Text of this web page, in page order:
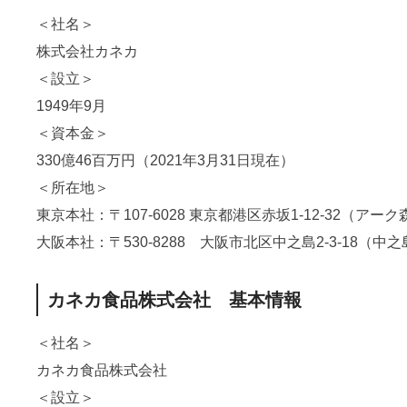
＜社名＞
株式会社カネカ
＜設立＞
1949年9月
＜資本金＞
330億46百万円（2021年3月31日現在）
＜所在地＞
東京本社：〒107-6028 東京都港区赤坂1-12-32（アーク
大阪本社：〒530-8288 大阪市北区中之島2-3-18（中之
カネカ食品株式会社 基本情報
＜社名＞
カネカ食品株式会社
＜設立＞